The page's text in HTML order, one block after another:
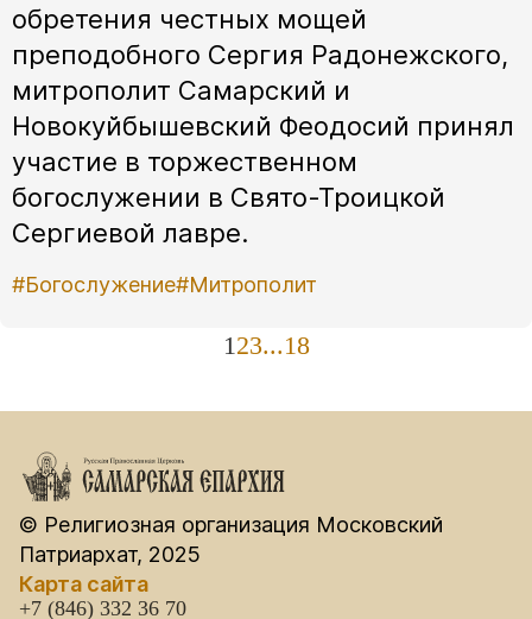
обретения честных мощей
преподобного Сергия Радонежского,
митрополит Самарский и
Новокуйбышевский Феодосий принял
участие в торжественном
богослужении в Свято-Троицкой
Сергиевой лавре.
#Богослужение#Митрополит
123...18
© Религиозная организация Московский
Патриархат, 2025
Карта сайта
+7 (846) 332 36 70